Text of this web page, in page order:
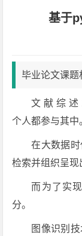
基于
毕业论文课题
文 献 综 述
个人都参与其中
在大数据
检索并组织呈现
而为了实
分。
图像识别